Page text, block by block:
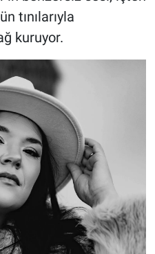
tınılarıyla
kuruyor.